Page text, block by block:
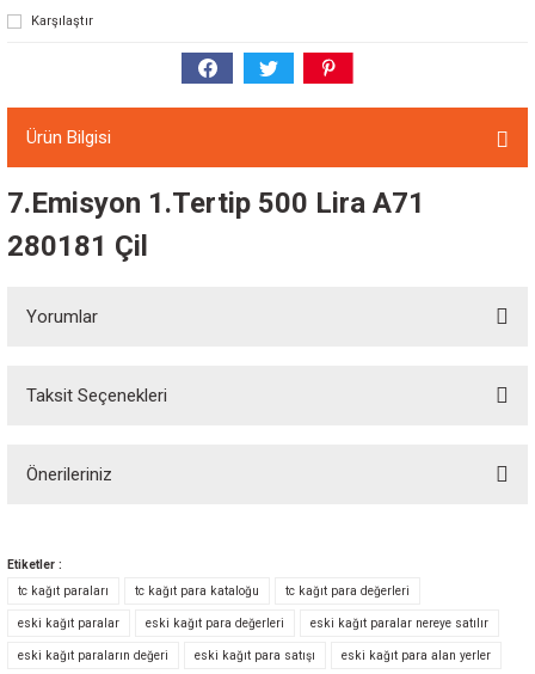
Karşılaştır
Ürün Bilgisi
7.Emisyon 1.Tertip 500 Lira A71
280181 Çil
Yorumlar
Taksit Seçenekleri
Önerileriniz
Görüş ve önerileriniz için teşekkür ederiz.
Ürün resmi kalitesiz, bozuk veya görüntülenemiyor.
Etiketler :
tc kağıt paraları
tc kağıt para kataloğu tc kağıt para değerleri
eski kağıt paralar eski kağıt para değerleri eski kağıt paralar nereye satılır
eski kağıt paraların değeri eski kağıt para satışı eski kağıt para alan yerler